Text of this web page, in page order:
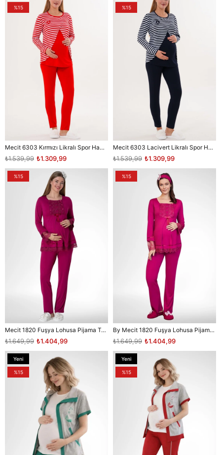
Mecit 6303 Kırmızı Likralı Spor Hamile Lohusa Pijama Takımı
₺1.309,99
₺1.539,99
Ürün
%15
Mecit 6303 Lacivert Likralı Spor Hamile Lohusa Pijama Takımı
₺1.309,99
₺1.539,99
Ürün
%15
Mecit 1820 Fuşya Lohusa Pijama Takımı
₺1.404,99
₺1.649,99
%15
By Mecit 1820 Fuşya Lohusa Pijama Takımı
₺1.404,99
₺1.649,99
%15
Yeni
Ürün
%15
Yeni
Ürün
%15